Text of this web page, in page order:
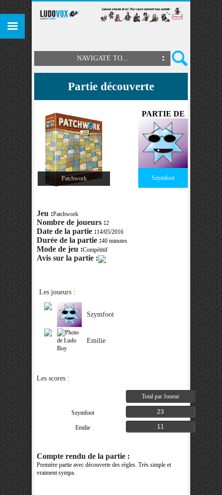
NAVIGATE TO...
Partie découverte
Patchwork
PARTIE DE
Szymfoot
Jeu :Patchwork
Nombre de joueurs :2
Date de la partie :14/05/2016
Durée de la partie :40 minutes
Mode de jeu :Compétitif
Avis sur la partie :
Les joueurs :
Szymfoot
Emilie
Les scores :
Total par Joueur
Compte rendu de la partie :
Première partie avec découverte des règles. Très simple et
vraiment sympa.